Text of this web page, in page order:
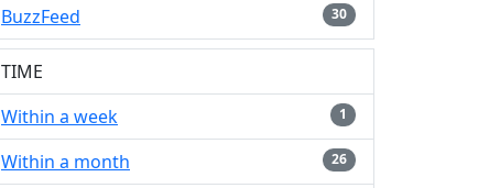
BuzzFeed 30
TIME
Within a week
1
Within a month 26